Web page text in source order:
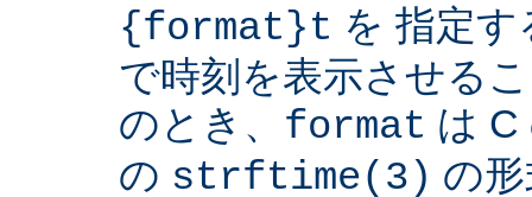
{format}t を 指定
で時刻を表示させる
のとき、 format は C
の strftime(3) の